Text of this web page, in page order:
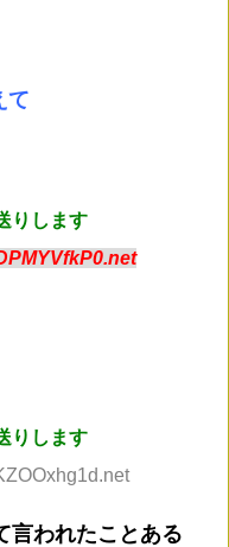
て
りします
りします
言われたことある